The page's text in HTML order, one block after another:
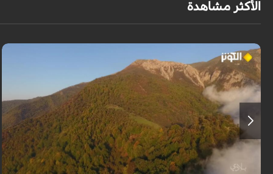
الأكثر مشاهدة
من قلب طبيعة هراز التي كانت يوماً من أجمل الموائل الطبيعية في إيران، يحذر
المعد من كارثة بيئية: "وحش الأعمال والمشاريع التدميرية تنهش بجسم طبيعة